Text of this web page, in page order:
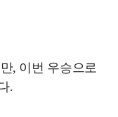
, 이번 우승으로
.